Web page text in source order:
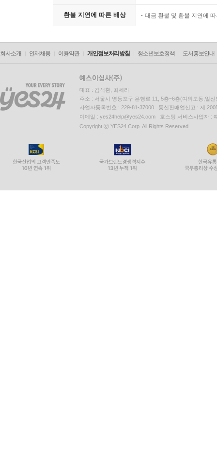
환불 지연에 따른 배상 대금 환불 및 환불 지연에
회사소개 인재채용 이용약관 개인정보처리방침 청소년보호정책 도서홍보안내
대표 : 김석환, 최세라
주소 : 서울시 영등포구 은행로 11, 5층~6층(여의도동,일신
사업자등록번호 : 229-81-37000 통신판매업신고 : 제
이메일 : yes24help@yes24.com 호스팅 서비스사업자 :
Copyright ⓒ YES24 Corp. All Rights Reserved.